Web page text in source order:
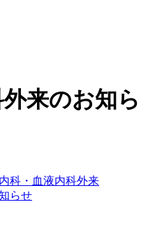
来のお知ら
科・血液内科外来
らせ